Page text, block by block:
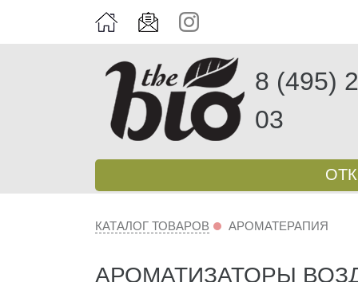
8 (495)
03
КАТАЛОГ ТОВАРОВ АРОМАТЕРАПИЯ
АРОМАТИЗАТОРЫ